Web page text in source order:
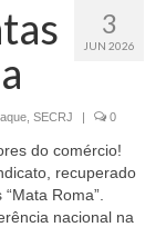
3
JUN 2026
SECRJ | 0
do comércio!
recuperado
Roma”.
nacional na